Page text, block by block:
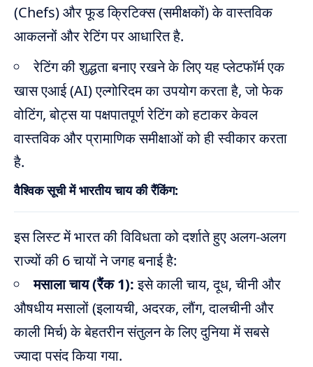
(Chefs) और फूड क्रिटिक्स (समीक्षकों) के वास्तविक
आकलनों और रेटिंग पर आधारित है.
रेटिंग की शुद्धता बनाए रखने के लिए यह प्लेटफॉर्म एक
खास एआई (AI) एल्गोरिदम का उपयोग करता है, जो फेक
वोटिंग, बोट्स या पक्षपातपूर्ण रेटिंग को हटाकर केवल
वास्तविक और प्रामाणिक समीक्षाओं को ही स्वीकार करता
है.
वैश्विक सूची में भारतीय चाय की रैंकिंग:
इस लिस्ट में भारत की विविधता को दर्शाते हुए अलग-अलग
राज्यों की 6 चायों ने जगह बनाई है:
मसाला चाय (रैंक 1):इसे काली चाय, दूध, चीनी और
औषधीय मसालों (इलायची, अदरक, लौंग, दालचीनी और
काली मिर्च) के बेहतरीन संतुलन के लिए दुनिया में सबसे
ज्यादा पसंद किया गया.